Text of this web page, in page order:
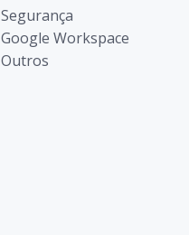
Segurança
Google Workspace
Outros